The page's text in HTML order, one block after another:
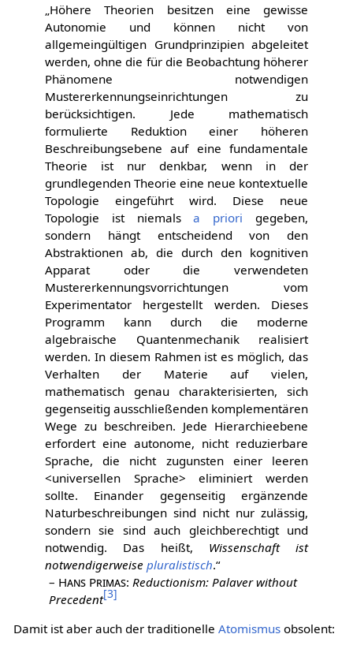
„Höhere Theorien besitzen eine gewisse
Autonomie und können nicht von
allgemeingültigen Grundprinzipien abgeleitet
werden, ohne die für die Beobachtung höherer
Phänomene notwendigen
Mustererkennungseinrichtungen zu
berücksichtigen. Jede mathematisch
formulierte Reduktion einer höheren
Beschreibungsebene auf eine fundamentale
Theorie ist nur denkbar, wenn in der
grundlegenden Theorie eine neue kontextuelle
Topologie eingeführt wird. Diese neue
Topologie ist niemalsa priori gegeben,
sondern hängt entscheidend von den
Abstraktionen ab, die durch den kognitiven
Apparat oder die verwendeten
Mustererkennungsvorrichtungen vom
Experimentator hergestellt werden. Dieses
Programm kann durch die moderne
algebraische Quantenmechanik realisiert
werden. In diesem Rahmen ist es möglich, das
Verhalten der Materie auf vielen,
mathematisch genau charakterisierten, sich
gegenseitig ausschließenden komplementären
Wege zu beschreiben. Jede Hierarchieebene
erfordert eine autonome, nicht reduzierbare
Sprache, die nicht zugunsten einer leeren
<universellen Sprache> eliminiert werden
sollte. Einander gegenseitig ergänzende
Naturbeschreibungen sind nicht nur zulässig,
sondern sie sind auch gleichberechtigt und
notwendig. Das heißt, Wissenschaft ist
notwendigerweise pluralistisch.“
– Hans Primas: Reductionism: Palaver without
Precedent[3]
Damit ist aber auch der traditionelle Atomismusobsolent: